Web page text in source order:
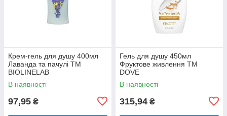
Крем-гель для душу 400мл
Лаванда та пачулі ТМ
BIOLINELAB
В наявності
97,95 ₴
Гель для душу 450мл
Фруктове живлення ТМ
DOVE
В наявності
315,94 ₴